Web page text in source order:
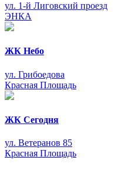
ул. 1-й Лиговский проезд
ЭНКА
ЖК Небо
ул. Грибоедова
Красная Площадь
ЖК Сегодня
ул. Ветеранов 85
Красная Площадь